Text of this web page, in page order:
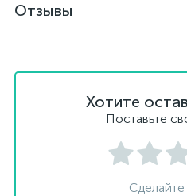
Отзывы
Хотите
Поставьте